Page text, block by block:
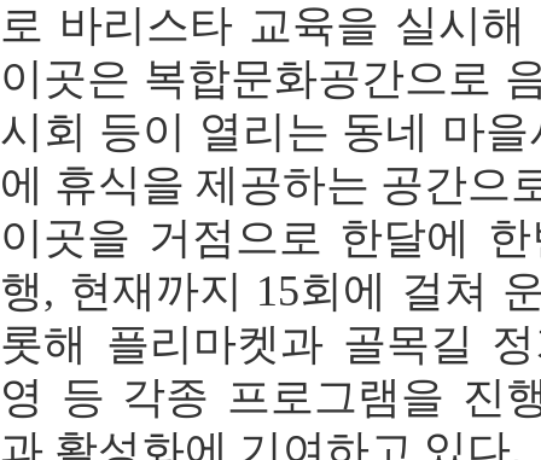
로 바리스타 교육을 실시
이곳은 복합문화공간으로
시회 등이 열리는 동네 마
에 휴식을 제공하는 공간으
이곳을 거점으로 한달에
행, 현재까지 15회에 걸쳐
롯해 플리마켓과 골목길
영 등 각종 프로그램을 진
과 활성화에 기여하고 있다.